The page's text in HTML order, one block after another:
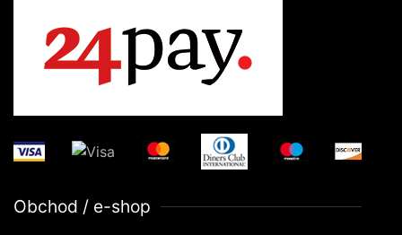
Obchod / e-shop